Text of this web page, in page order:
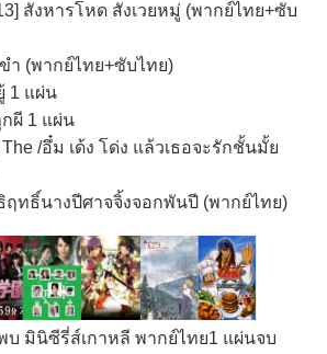
สังหารโหด สังเวยหมู่ (พากย์ไทย+ซับ
ำ (พากย์ไทย+ซับไทย)
1 แผ่น
กผี 1 แผ่น
The /อึ๋ม เด้ง โด่ง แล้วเธอจะรักชั้นมั้ย
ฤทธิ์นางปีศาจจิ้งจอกพันปี (พากย์ไทย)
บ มินิซีรี่ส์เกาหลี พากย์ไทย1 แผ่นจบ